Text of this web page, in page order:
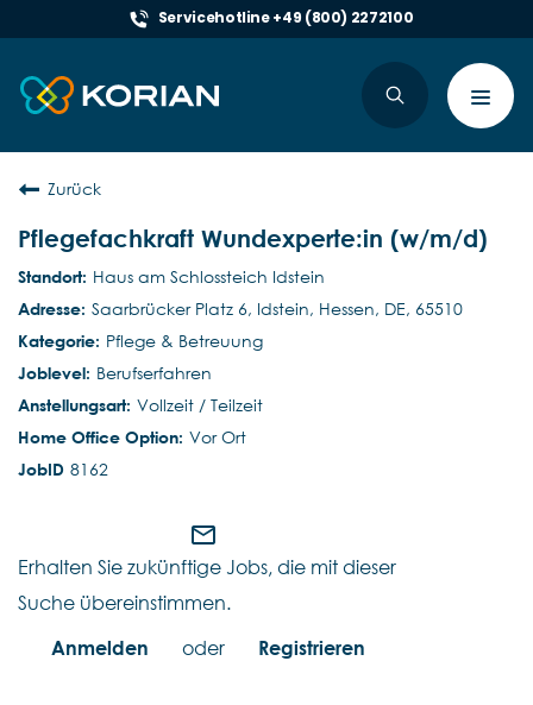
Servicehotline +49 (800) 2272100
Zurück
Pflegefachkraft Wundexperte:in (w/m/d)
Haus am Schlossteich Idstein
Saarbrücker Platz 6, Idstein, Hessen, DE, 65510
Pflege & Betreuung
Berufserfahren
Vollzeit / Teilzeit
Vor Ort
8162
mail_outline
Erhalten Sie zukünftige Jobs, die mit dieser
Suche übereinstimmen.
Anmelden
oder Registrieren